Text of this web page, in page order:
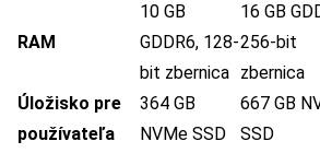
RAM
10 GB
GDDR6, 128-
bit zbernica
16 GB
256-bit
zbernica
Úložisko pre
používateľa
364 GB
NVMe SSD
667 GB
SSD